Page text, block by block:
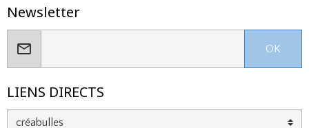
Newsletter
OK
LIENS DIRECTS